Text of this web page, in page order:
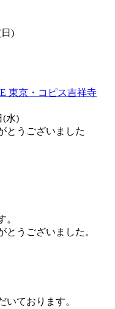
)
東京・コピス吉祥寺
(水)
とうございました
。
うございました。
いております。